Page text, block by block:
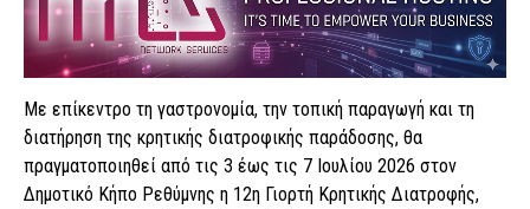
Με επίκεντρο τη γαστρονομία, την τοπική παραγωγή και τη
διατήρηση της κρητικής διατροφικής παράδοσης, θα
πραγματοποιηθεί από τις 3 έως τις 7 Ιουλίου 2026 στον
Δημοτικό Κήπο Ρεθύμνης η 12η Γιορτή Κρητικής Διατροφής,